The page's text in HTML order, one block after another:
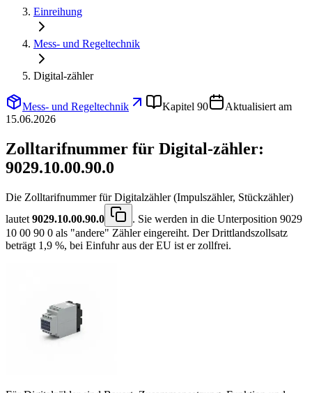
Einreihung
Mess- und Regeltechnik
Digital-zähler
Mess- und Regeltechnik Kapitel 90
Aktualisiert am
15.06.2026
Zolltarifnummer für Digital-zähler:
9029.10.00.90.0
Die Zolltarifnummer für Digitalzähler (Impulszähler, Stückzähler)
lautet 9029.10.00.90.0
. Sie werden in die Unterposition 9029
10 00 90 0 als "andere" Zähler eingereiht. Der Drittlandszollsatz
beträgt 1,9 %, bei Einfuhr aus der EU ist er zollfrei.